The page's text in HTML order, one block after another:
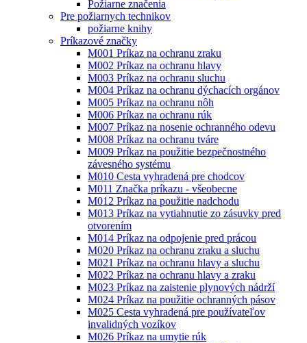
Požiarne značenia
Pre požiarnych technikov
požiarne knihy
Príkazové značky
M001 Príkaz na ochranu zraku
M002 Príkaz na ochranu hlavy
M003 Príkaz na ochranu sluchu
M004 Príkaz na ochranu dýchacích orgánov
M005 Príkaz na ochranu nôh
M006 Príkaz na ochranu rúk
M007 Príkaz na nosenie ochranného odevu
M008 Príkaz na ochranu tváre
M009 Príkaz na použitie bezpečnostného
závesného systému
M010 Cesta vyhradená pre chodcov
M011 Značka príkazu - všeobecne
M012 Príkaz na použitie nadchodu
M013 Príkaz na vytiahnutie zo zásuvky pred
otvorením
M014 Príkaz na odpojenie pred prácou
M020 Príkaz na ochranu zraku a sluchu
M021 Príkaz na ochranu hlavy a sluchu
M022 Príkaz na ochranu hlavy a zraku
M023 Príkaz na zaistenie plynových nádrží
M024 Príkaz na použitie ochranných pásov
M025 Cesta vyhradená pre používateľov
invalidných vozíkov
M026 Príkaz na umytie rúk